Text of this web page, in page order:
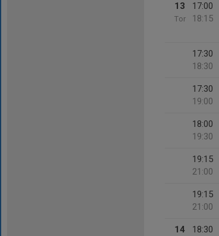
13
Tor
17:00
18:15
17:30
18:30
17:30
19:00
18:00
19:30
19:15
21:00
19:15
21:00
14
18:30